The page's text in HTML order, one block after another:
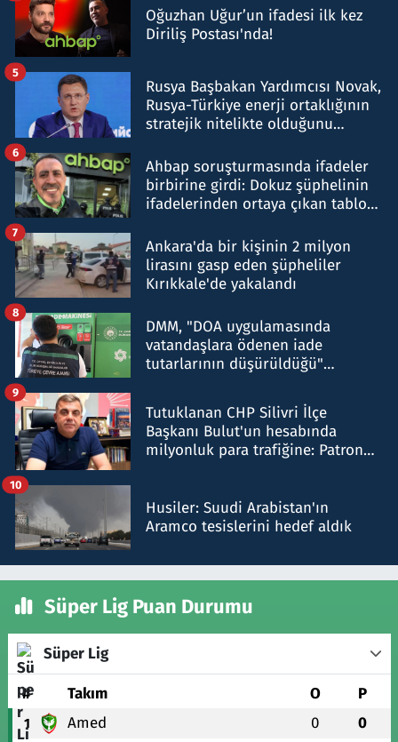
Oğuzhan Uğur’un ifadesi ilk kez
Diriliş Postası'nda!
Rusya Başbakan Yardımcısı Novak,
Rusya-Türkiye enerji ortaklığının
stratejik nitelikte olduğunu
5
Ahbap soruşturmasında ifadeler
birbirine girdi: Dokuz şüphelinin
ifadelerinden ortaya çıkan tablo
6
Ankara'da bir kişinin 2 milyon
lirasını gasp eden şüpheliler
Kırıkkale'de yakalandı
7
DMM, "DOA uygulamasında
vatandaşlara ödenen iade
tutarlarının düşürüldüğü"
8
Tutuklanan CHP Silivri İlçe
Başkanı Bulut'un hesabında
milyonluk para trafiğine: Patron
9
Husiler: Suudi Arabistan'ın
Aramco tesislerini hedef aldık
10
Süper Lig Puan Durumu
Süper Lig
# Takım O P
1 Amed 0 0